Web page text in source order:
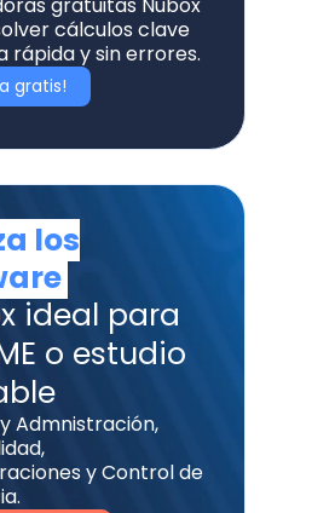
gratuitas Nubox
cálculos clave
rápida y sin errores.
gratis!
los
ideal para
o estudio
Admnistración,
y Control de